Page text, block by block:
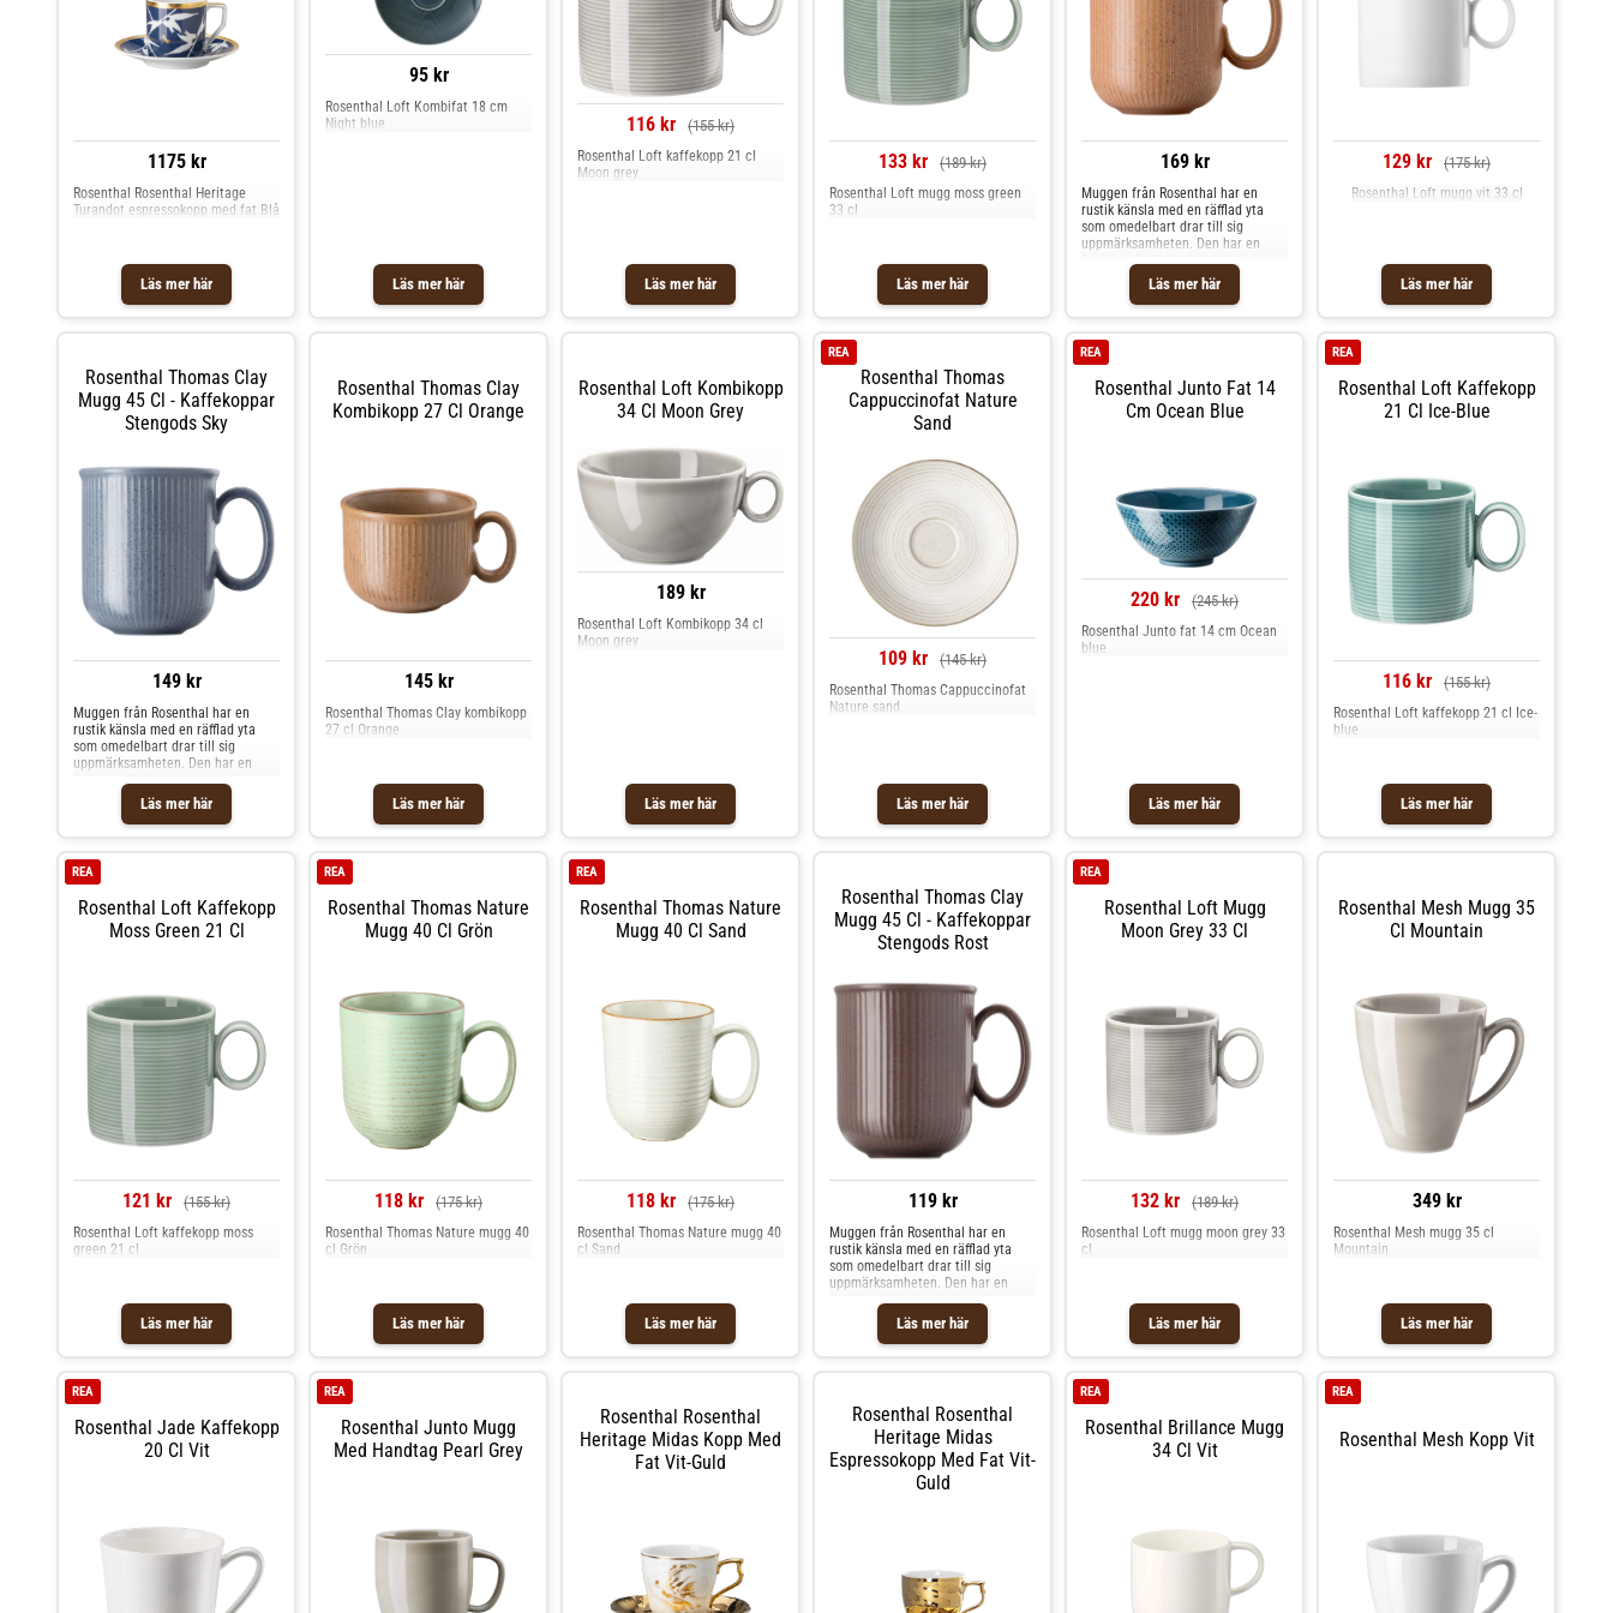
1175 kr
Läs mer här
Rosenthal Rosenthal Heritage
Turandot espressokopp med fat Blå
95 kr
Läs mer här
Rosenthal Loft Kombifat 18 cm
Night blue
116 kr (155 kr)
Läs mer här
Rosenthal Loft kaffekopp 21 cl
Moon grey
133 kr (189 kr)
Läs mer här
Rosenthal Loft mugg moss green
33 cl
169 kr
Läs mer här
Muggen från Rosenthal har en
rustik känsla med en räfflad yta
som omedelbart drar till sig
uppmärksamheten. Den har en
funktionell design i stengods
perfekt för vardagligt användande,
till frukosten eller fikat exempelvis.
Kombinera olika modeller och
blandning. Om muggen från
Rosenthal- Tillverkad av stengods.-
Från serien Thomas Clay.-
Kapacitet: 45 cl.- Rustik känsla.-
Iögonfallande, räfflad yta.-
Royal Design.
129 kr (175 kr)
Läs mer här
Rosenthal Loft mugg vit 33 cl
Rosenthal Thomas Clay
Mugg 45 Cl - Kaffekoppar
Stengods Sky
149 kr
Läs mer här
Muggen från Rosenthal har en
rustik känsla med en räfflad yta
som omedelbart drar till sig
uppmärksamheten. Den har en
funktionell design i stengods
perfekt för vardagligt användande,
till frukosten eller fikat exempelvis.
Kombinera olika modeller och
blandning. Om muggen från
Rosenthal- Tillverkad av stengods.-
Från serien Thomas Clay.-
Kapacitet: 45 cl.- Rustik känsla.-
Iögonfallande, räfflad yta.-
och mer Muggar & Koppar hos
Royal Design.
Rosenthal Thomas Clay
Kombikopp 27 Cl Orange
145 kr
Läs mer här
Rosenthal Thomas Clay kombikopp
27 cl Orange
Rosenthal Loft Kombikopp
34 Cl Moon Grey
189 kr
Läs mer här
Rosenthal Loft Kombikopp 34 cl
Moon grey
Rosenthal Thomas
Cappuccinofat Nature
Sand
REA
109 kr (145 kr)
Läs mer här
Rosenthal Thomas Cappuccinofat
Nature sand
Rosenthal Junto Fat 14
Cm Ocean Blue
REA
220 kr (245 kr)
Läs mer här
Rosenthal Junto fat 14 cm Ocean
blue
Rosenthal Loft Kaffekopp
21 Cl Ice-Blue
REA
116 kr (155 kr)
Läs mer här
Rosenthal Loft kaffekopp 21 cl Ice-
blue
Rosenthal Loft Kaffekopp
Moss Green 21 Cl
REA
121 kr (155 kr)
Läs mer här
Rosenthal Loft kaffekopp moss
green 21 cl
Rosenthal Thomas Nature
Mugg 40 Cl Grön
REA
118 kr (175 kr)
Läs mer här
Rosenthal Thomas Nature mugg 40
cl Grön
Rosenthal Thomas Nature
Mugg 40 Cl Sand
REA
118 kr (175 kr)
Läs mer här
Rosenthal Thomas Nature mugg 40
cl Sand
Rosenthal Thomas Clay
Mugg 45 Cl - Kaffekoppar
Stengods Rost
119 kr
Läs mer här
Muggen från Rosenthal har en
rustik känsla med en räfflad yta
som omedelbart drar till sig
uppmärksamheten. Den har en
funktionell design i stengods
perfekt för vardagligt användande,
till frukosten eller fikat exempelvis.
Kombinera olika modeller och
Från serien Thomas Clay.-
Kapacitet: 45 cl.- Rustik känsla.-
Iögonfallande, räfflad yta.-
Funktionell design. Skötselråd för
muggen- Tål diskmaskin.- Tål
Rosenthal Loft Mugg
Moon Grey 33 Cl
REA
132 kr (189 kr)
Läs mer här
Rosenthal Loft mugg moon grey 33
cl
Rosenthal Mesh Mugg 35
Cl Mountain
349 kr
Läs mer här
Rosenthal Mesh mugg 35 cl
Mountain
Rosenthal Jade Kaffekopp
20 Cl Vit
REA
Rosenthal Junto Mugg
Med Handtag Pearl Grey
REA
Rosenthal Rosenthal
Heritage Midas Kopp Med
Fat Vit-Guld
Rosenthal Rosenthal
Heritage Midas
Espressokopp Med Fat Vit-
Guld
Rosenthal Brillance Mugg
34 Cl Vit
REA
Rosenthal Mesh Kopp Vit
REA